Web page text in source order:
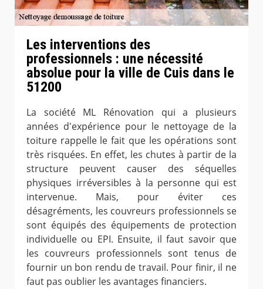
Les interventions des
professionnels : une nécessité
absolue pour la ville de Cuis dans le
51200
La société ML Rénovation qui a plusieurs
années d'expérience pour le nettoyage de la
toiture rappelle le fait que les opérations sont
très risquées. En effet, les chutes à partir de la
structure peuvent causer des séquelles
physiques irréversibles à la personne qui est
intervenue. Mais, pour éviter ces
désagréments, les couvreurs professionnels se
sont équipés des équipements de protection
individuelle ou EPI. Ensuite, il faut savoir que
les couvreurs professionnels sont tenus de
fournir un bon rendu de travail. Pour finir, il ne
faut pas oublier les avantages financiers.